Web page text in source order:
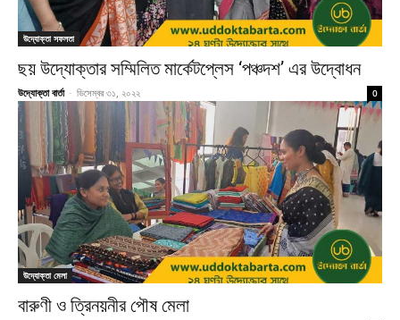
উদ্যোক্তা সফলতা
ছয় উদ্যোক্তার সম্মিলিত মার্কেটপ্লেস ‘পঞ্চদশ’ এর উদ্বোধন
উদ্যোক্তা বার্তা - ডিসেম্বর ৩১, ২০২২ 0
উদ্যোক্তা মেলা
বারুণী ও ত্রিনয়নীর পৌষ মেলা